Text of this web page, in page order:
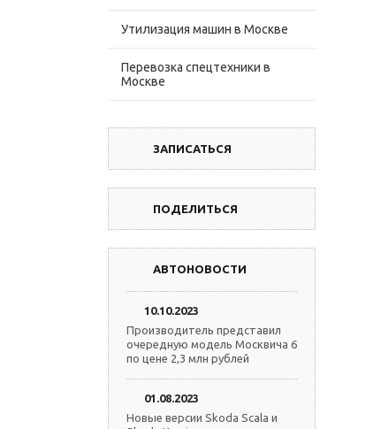
Утилизация машин в Москве
Перевозка спецтехники в
Москве
ЗАПИСАТЬСЯ
ПОДЕЛИТЬСЯ
АВТОНОВОСТИ
10.10.2023
Производитель представил
очередную модель Москвича 6
по цене 2,3 млн рублей
01.08.2023
Новые версии Skoda Scala и